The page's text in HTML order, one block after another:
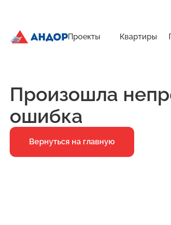
Проекты Квартиры
Произошла
ошибка
Вернуться на главную